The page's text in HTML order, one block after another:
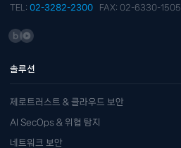
TEL: 02-3282-2300 FAX: 02-6330-1505
솔루션
제로트러스트 & 클라우드 보안
AI SecOps & 위협 탐지
네트워크 보안